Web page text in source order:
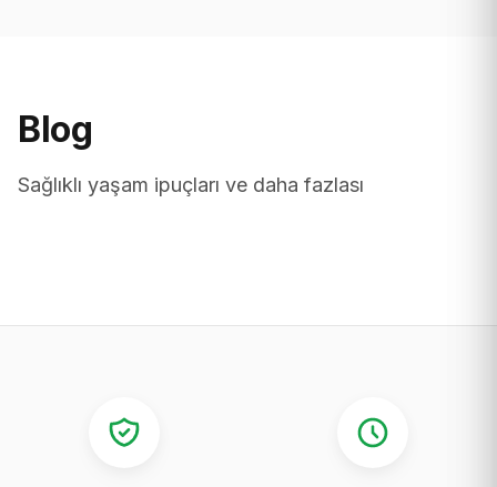
Blog
Sağlıklı yaşam ipuçları ve daha fazlası